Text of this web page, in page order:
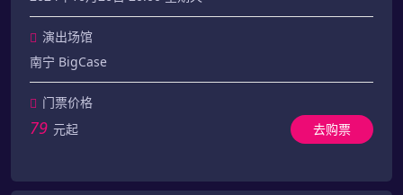
演出场馆
南宁 BigCase
门票价格
79 元起 去购票